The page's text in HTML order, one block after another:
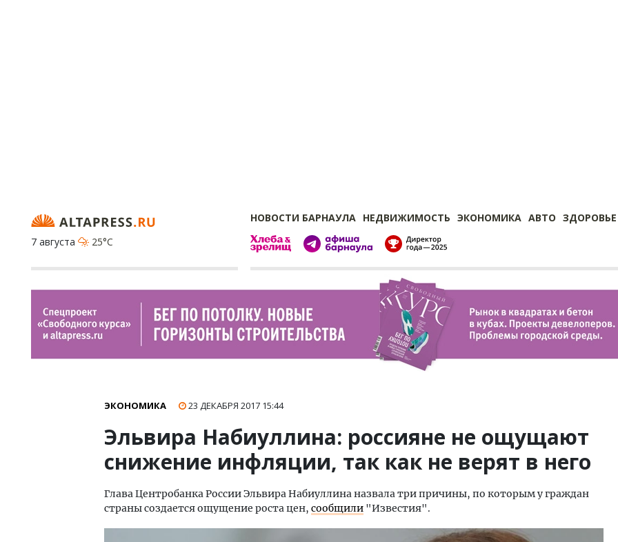
НОВОСТИ БАРНАУЛА НЕДВИЖИМОСТЬ ЭКОНОМИКА АВТО ЗДОРОВЬЕ
7 августа
25°C
ЭКОНОМИКА 23 ДЕКАБРЯ 2017 15:44
Эльвира Набиуллина: россияне не ощущают
снижение инфляции, так как не верят в него
Глава Центробанка России Эльвира Набиуллина назвала три причины, по которым у граждан
страны создается ощущение роста цен, сообщили "Известия".